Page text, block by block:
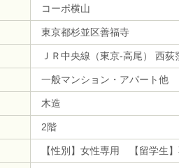
コーポ横山
東京都杉並区善福寺
ＪＲ中央線（東京-高尾） 西
一般マンション・アパート他
木造
2階
【性別】女性専用 【留学生